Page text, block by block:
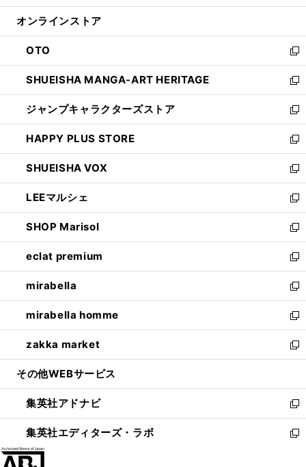
開
ン
ウ
で
開
く
ウ
ン
ド
ウ
で
開
く
オンラインストア
OTO
新
し
い
ウ
ィ
ン
ド
ウ
で
開
く
SHUEISHA MANGA-ART HERITAGE
新
し
い
ウ
ィ
ン
ド
ウ
で
開
く
ジャンプキャラクターズストア
新
し
い
ウ
ィ
ン
ド
ウ
で
開
く
HAPPY PLUS STORE
新
し
い
ウ
ィ
ン
ド
ウ
で
開
く
SHUEISHA VOX
新
し
い
ウ
ィ
ン
ド
ウ
で
開
く
LEEマルシェ
新
し
い
ウ
ィ
ン
ド
ウ
で
開
く
SHOP Marisol
新
し
い
ウ
ィ
ン
ド
ウ
で
開
eclat premium
新
し
い
ウ
ィ
ン
ド
ウ
開
く
mirabella
新
し
い
ウ
ィ
ン
ウ
で
開
く
mirabella homme
新
し
い
ウ
ン
ド
ウ
で
zakka market
新
し
ウ
ィ
ン
ド
その他WEBサービス
集英社アドナビ
新
し
い
集英社エディターズ・ラボ
新